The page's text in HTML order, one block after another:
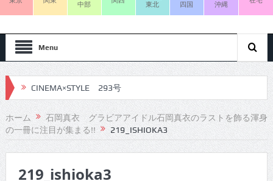
中部
東北
四国
沖縄
Menu
CINEMA×STYLE 293号
CINEMA×STYLE 292号
CINEMA×STYLE 291号
ホーム
石岡真衣 グラビアアイドル石岡真衣のラストを飾る渾身
の一冊に注目が集まる!!
219_ISHIOKA3
219_ishioka3